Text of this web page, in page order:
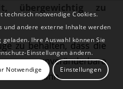
übergewichtig zu
zu behalten, dass die
unveränderbare
kann.
technisch notwendige Cookies.
und andere externe Inhalte werden
Ihre Auswahl können Sie
Einstellungen ändern.
Notwendige Einstellungen